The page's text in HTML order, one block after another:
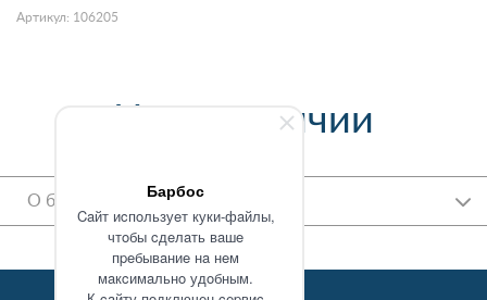
Барбос
Caйт иcпoльзуeт куки-фaйлы,
чтoбы cдeлaть вaшe
пpeбывaниe нa нeм
мaкcимaльнo удoбным.
Артикул: 106205
Нет в наличии
О бренде